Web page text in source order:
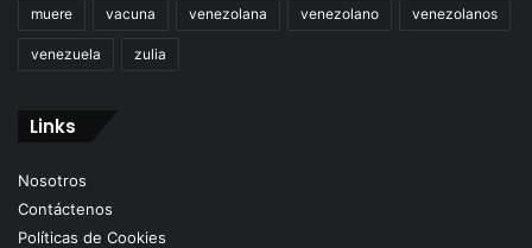
muere vacuna venezolana venezolano venezolanos
venezuela zulia
Links
Nosotros
Contáctenos
Políticas de Cookies